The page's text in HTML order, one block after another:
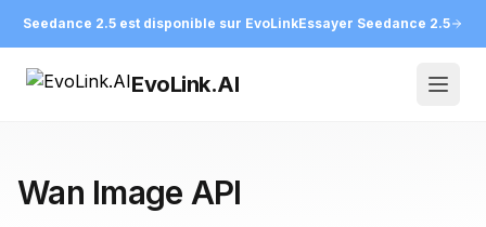
Seedance 2.5 est disponible sur EvoLinkEssayer Seedance 2.5
EvoLink.AI
Wan Image API